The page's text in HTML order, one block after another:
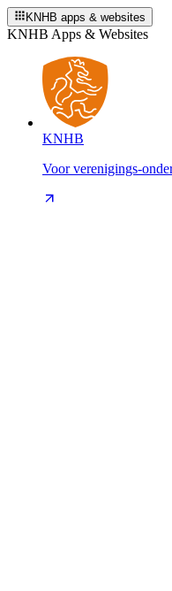
KNHB apps & websites
KNHB Apps & Websites
KNHB
Voor verenigings-